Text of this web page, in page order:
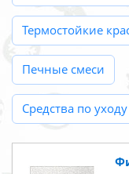
Термостойкие
Печные смеси
Средства по